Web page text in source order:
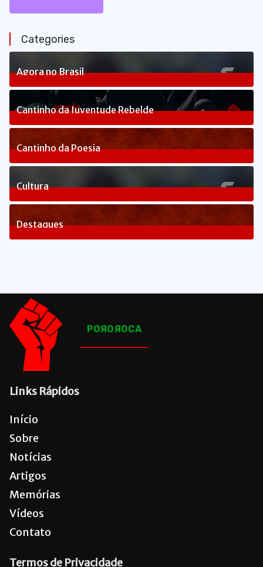
Categories
Agora no Brasil
240Posts
Cantinho da Juventude Rebelde
3Posts
Cantinho da Poesia
1Posts
Cultura
83Posts
Destaques
POЯOЯOCA
Links Rápidos
Início
Sobre
Notícias
Artigos
Memórias
Vídeos
Contato
Termos de Privacidade